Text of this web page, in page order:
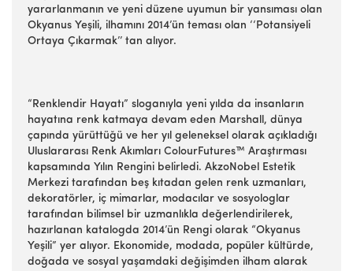
yararlanmanın ve yeni düzene uyumun bir yansıması olan
Okyanus Yeşili, ilhamını 2014’ün teması olan ‘‘Potansiyeli
Ortaya Çıkarmak’’ tan alıyor.
“Renklendir Hayatı” sloganıyla yeni yılda da insanların
hayatına renk katmaya devam eden Marshall, dünya
çapında yürüttüğü ve her yıl geleneksel olarak açıkladığı
Uluslararası Renk Akımları ColourFutures™ Araştırması
kapsamında Yılın Rengini belirledi. AkzoNobel Estetik
Merkezi tarafından beş kıtadan gelen renk uzmanları,
dekoratörler, iç mimarlar, modacılar ve sosyologlar
tarafından bilimsel bir uzmanlıkla değerlendirilerek,
hazırlanan katalogda 2014’ün Rengi olarak “Okyanus
Yeşili” yer alıyor. Ekonomide, modada, popüler kültürde,
doğada ve sosyal yaşamdaki değişimden ilham alarak